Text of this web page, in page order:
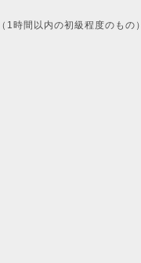
内の初級程度のもの）